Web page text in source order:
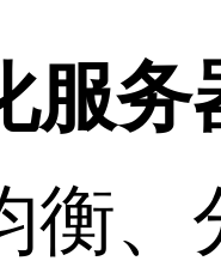
服务
衡、